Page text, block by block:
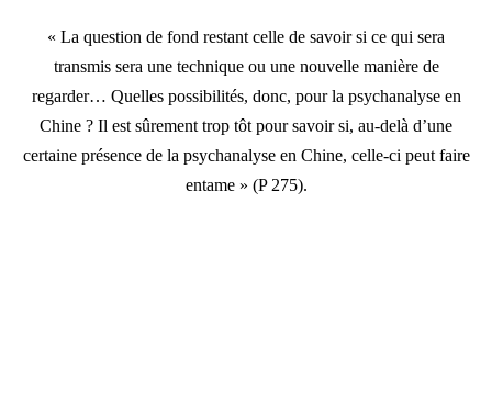
« La question de fond restant celle de savoir si ce qui sera
transmis sera une technique ou une nouvelle manière de
regarder… Quelles possibilités, donc, pour la psychanalyse en
Chine ? Il est sûrement trop tôt pour savoir si, au-delà d’une
certaine présence de la psychanalyse en Chine, celle-ci peut faire
entame » (P 275).